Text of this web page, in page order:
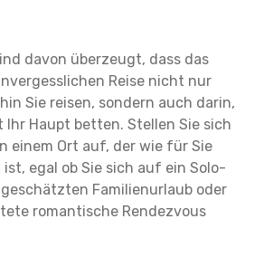
davon überzeugt, dass das
Reise nicht nur
Sie reisen, sondern auch darin,
Ihr Haupt betten. Stellen Sie sich
einem Ort auf, der wie für Sie
egal ob Sie sich auf ein Solo-
Familienurlaub oder
romantische Rendezvous